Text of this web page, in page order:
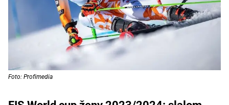
Foto: Profimedia